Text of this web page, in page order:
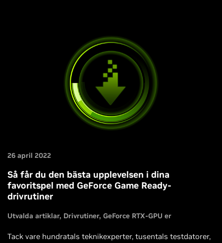
26 april 2022
Så får du den bästa upplevelsen i dina
favoritspel med GeForce Game Ready-
drivrutiner
Utvalda artiklar Drivrutiner GeForce RTX-GPU er
Tack vare hundratals teknikexperter, tusentals testdatorer,